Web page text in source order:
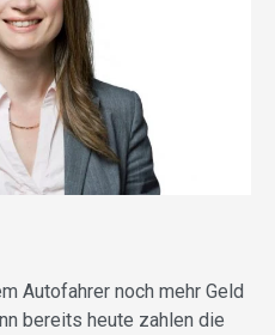
Autofahrer noch mehr Geld
bereits heute zahlen die